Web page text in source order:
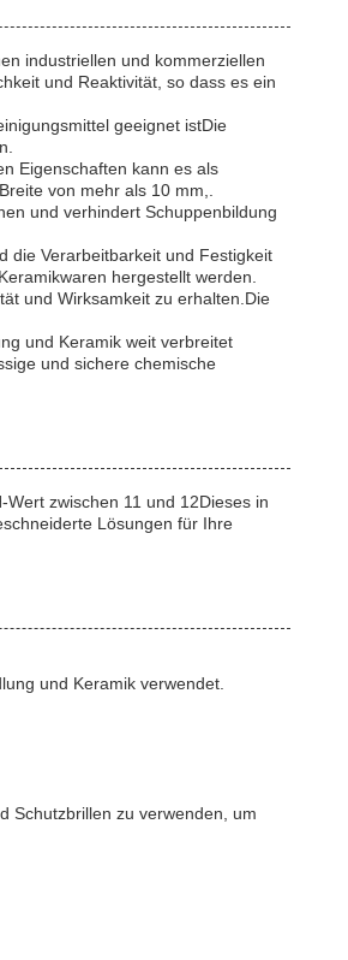
industriellen und kommerziellen
und Reaktivität, so dass es ein
geeignet istDie
Eigenschaften kann es als
von mehr als 10 mm,.
und verhindert Schuppenbildung
die Verarbeitbarkeit und Festigkeit
hergestellt werden.
und Wirksamkeit zu erhalten.Die
und Keramik weit verbreitet
und sichere chemische
zwischen 11 und 12Dieses in
Lösungen für Ihre
und Keramik verwendet.
Schutzbrillen zu verwenden, um